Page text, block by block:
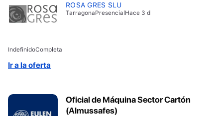
ROSA GRES SLU
TarragonaPresencialHace 3 d
IndefinidoCompleta
Ir a la oferta
Oficial de Máquina Sector Cartón
(Almussafes)